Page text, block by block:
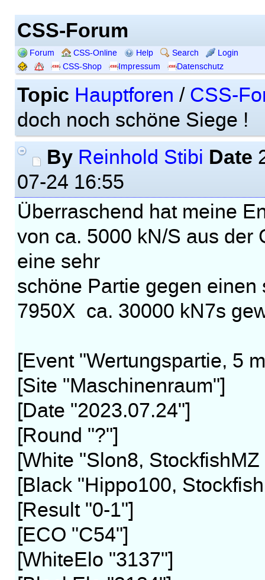
CSS-Forum
Forum CSS-Online Help Search
Login
CSS-Shop
Impressum Datenschutz
Topic Hauptforen / CSS-
doch noch schöne Siege !
By Reinhold Stibi Date
07-24 16:55
Überraschend hat meine
von ca. 5000 kN/S aus der
eine sehr
schöne Partie gegen
7950X ca. 30000 kN7s
[Event "Wertungspartie, 5
[Site "Maschinenraum"]
[Date "2023.07.24"]
[Round "?"]
[White "Slon8,
[Black "Hippo100,
[Result "0-1"]
[ECO "C54"]
[WhiteElo "3137"]